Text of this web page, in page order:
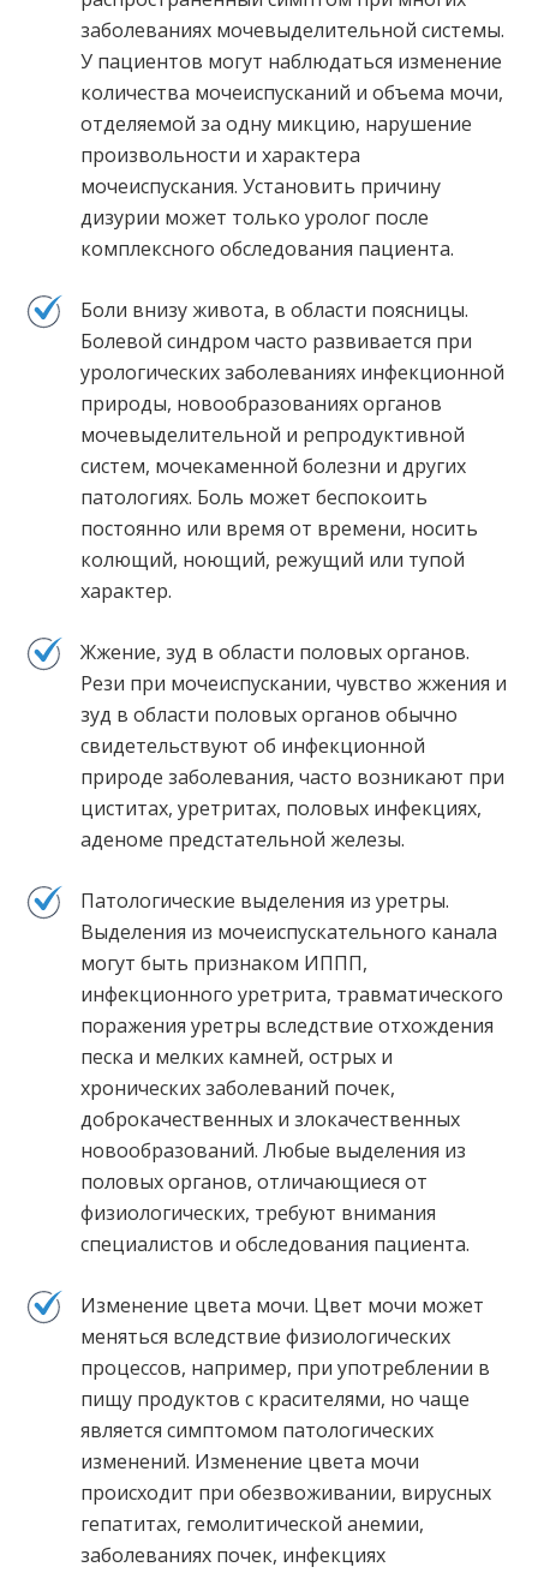
заболеваниях мочевыделительной системы.
У пациентов могут наблюдаться изменение
количества мочеиспусканий и объема мочи,
отделяемой за одну микцию, нарушение
произвольности и характера
мочеиспускания. Установить причину
дизурии может только уролог после
комплексного обследования пациента.
Боли внизу живота, в области поясницы.
Болевой синдром часто развивается при
урологических заболеваниях инфекционной
природы, новообразованиях органов
мочевыделительной и репродуктивной
систем, мочекаменной болезни и других
патологиях. Боль может беспокоить
постоянно или время от времени, носить
колющий, ноющий, режущий или тупой
характер.
Жжение, зуд в области половых органов.
Рези при мочеиспускании, чувство жжения и
зуд в области половых органов обычно
свидетельствуют об инфекционной
природе заболевания, часто возникают при
циститах, уретритах, половых инфекциях,
аденоме предстательной железы.
Патологические выделения из уретры.
Выделения из мочеиспускательного канала
могут быть признаком ИППП,
инфекционного уретрита, травматического
поражения уретры вследствие отхождения
песка и мелких камней, острых и
хронических заболеваний почек,
доброкачественных и злокачественных
новообразований. Любые выделения из
половых органов, отличающиеся от
физиологических, требуют внимания
специалистов и обследования пациента.
Изменение цвета мочи. Цвет мочи может
меняться вследствие физиологических
процессов, например, при употреблении в
пищу продуктов с красителями, но чаще
является симптомом патологических
изменений. Изменение цвета мочи
происходит при обезвоживании, вирусных
гепатитах, гемолитической анемии,
заболеваниях почек, инфекциях